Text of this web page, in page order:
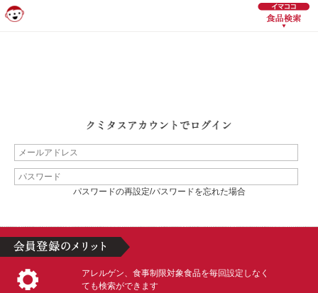
パスワードの再設定/パスワードを忘れた場合
アレルゲン、食事制限対象食品を毎回設定しなく
ても検索ができます